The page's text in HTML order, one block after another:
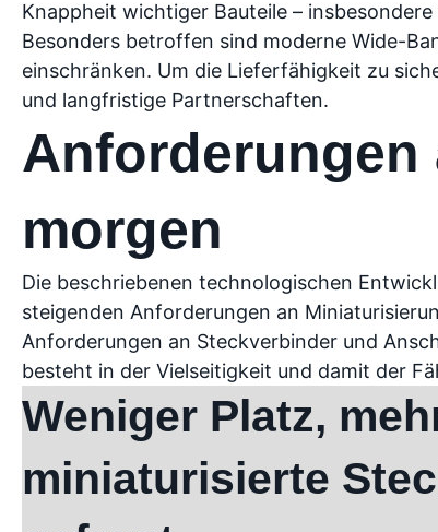
Knappheit wichtiger Bauteile –
Besonders betroffen sind moderne Wide-
einschränken. Um die Lieferfähigkeit zu
und langfristige Partnerschaften.
Anforderungen
morgen
Die beschriebenen technologischen
steigenden Anforderungen an
Anforderungen an Steckverbinder und
besteht in der Vielseitigkeit und damit der
Weniger Platz,
miniaturisierte